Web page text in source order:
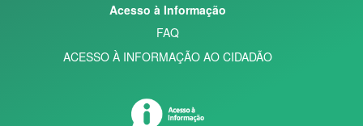
Acesso à Informação
FAQ
ACESSO À INFORMAÇÃO AO CIDADÃO